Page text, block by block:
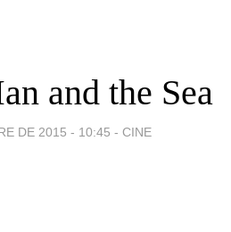
and the Sea
DE 2015 - 10:45 - CINE